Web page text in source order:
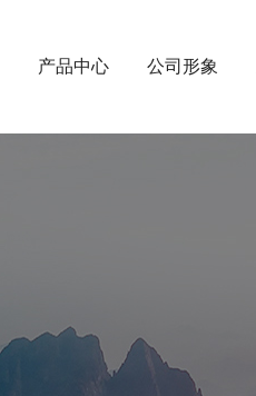
产品中心 公司形象